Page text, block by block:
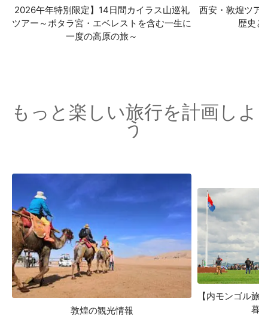
2026午年特別限定】14日間カイラス山巡礼
ツアー～ポタラ宮・エベレストを含む一生に
一度の高原の旅～
西安・敦煌ツア
歴史と
もっと楽しい旅行を計画しよ
う
敦煌の観光情報
【内モンゴル旅
暮